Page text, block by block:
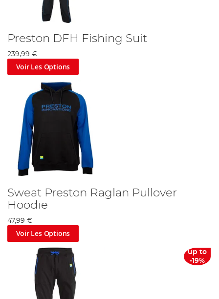
Preston DFH Fishing Suit
239,99 €
Voir Les Options
Sweat Preston Raglan Pullover
Hoodie
47,99 €
Voir Les Options
up to
-19%